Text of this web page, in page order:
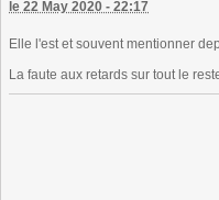
le 22 May 2020 - 22:17
Elle l'est et souvent mentionner
La faute aux retards sur tout le